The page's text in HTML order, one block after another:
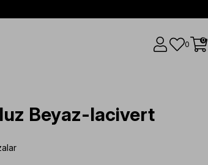
0 0
Beyaz-lacivert